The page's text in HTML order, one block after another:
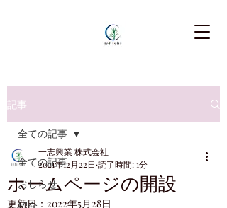
記事
全ての記事
おしらせ
全ての記事
ホームページの開設
一志興業 株式会社
2021年12月22日 読了時間: 1分
更新日： 2022年5月28日